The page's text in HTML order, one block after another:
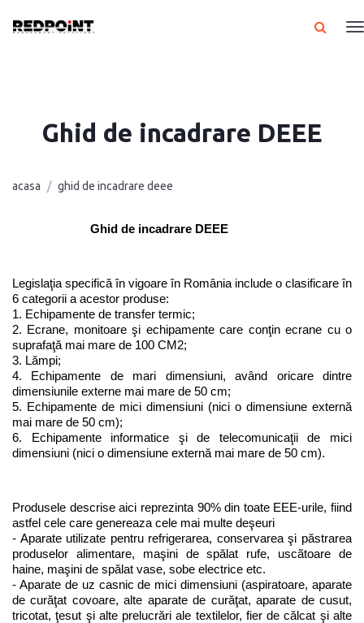
Ghid de incadrare DEEE
acasa ghid de incadrare deee
Ghid de incadrare DEEE
Legislaţia specifică în vigoare în România include o clasificare în
6 categorii a acestor produse:
1. Echipamente de transfer termic;
2. Ecrane, monitoare şi echipamente care conţin ecrane cu o
suprafaţă mai mare de 100 CM2;
3. Lămpi;
4. Echipamente de mari dimensiuni, având oricare dintre
dimensiunile externe mai mare de 50 cm;
5. Echipamente de mici dimensiuni (nici o dimensiune externă
mai mare de 50 cm);
6. Echipamente informatice şi de telecomunicaţii de mici
dimensiuni (nici o dimensiune externă mai mare de 50 cm).
Produsele descrise aici reprezinta 90% din toate EEE-urile, fiind
astfel cele care genereaza cele mai multe deşeuri
- Aparate utilizate pentru refrigerarea, conservarea şi păstrarea
produselor alimentare, maşini de spălat rufe, uscãtoare de
haine, maşini de spălat vase, sobe electrice etc.
- Aparate de uz casnic de mici dimensiuni (aspiratoare, aparate
de curăţat covoare, alte aparate de curăţat, aparate de cusut,
tricotat, ţesut şi alte prelucrări ale textilelor, fier de călcat şi alte